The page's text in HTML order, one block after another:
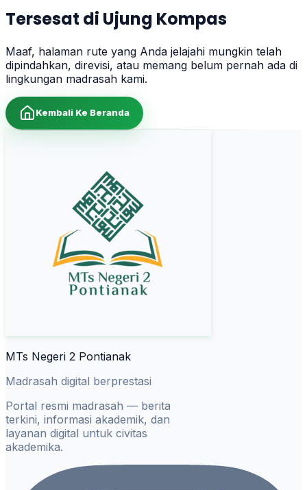
Tersesat di Ujung Kompas
Maaf, halaman rute yang Anda jelajahi mungkin telah
dipindahkan, direvisi, atau memang belum pernah ada di
lingkungan madrasah kami.
Kembali Ke Beranda
MTs Negeri 2 Pontianak
Madrasah digital berprestasi
Portal resmi madrasah — berita
terkini, informasi akademik, dan
layanan digital untuk civitas
akademika.